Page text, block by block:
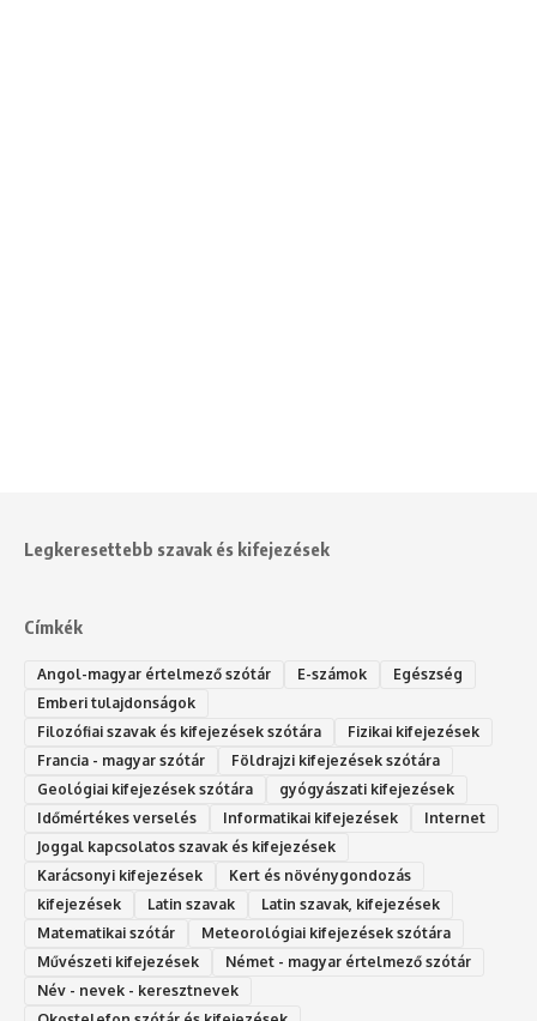
Legkeresettebb szavak és kifejezések
Címkék
Angol-magyar értelmező szótár E-számok
Egészség
Emberi tulajdonságok
Filozófiai szavak és kifejezések szótára
Fizikai kifejezések
Francia - magyar szótár
Földrajzi kifejezések szótára
Geológiai kifejezések szótára
gyógyászati kifejezések
Időmértékes verselés
Informatikai kifejezések
Internet
Joggal kapcsolatos szavak és kifejezések
Karácsonyi kifejezések
Kert és növénygondozás
kifejezések
Latin szavak
Latin szavak, kifejezések
Matematikai szótár
Meteorológiai kifejezések szótára
Művészeti kifejezések
Német - magyar értelmező szótár
Név - nevek - keresztnevek